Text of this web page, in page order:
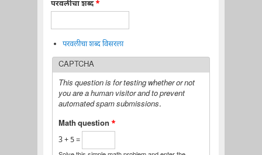
परवलीचा शब्द*
परवलीचा शब्द विसरला
CAPTCHA
This question is for testing whether or not
you are a human visitor and to prevent
automated spam submissions.
Math question *
3 + 5 =